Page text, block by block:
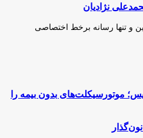
نژادیان
و تنها رسانه برخط اختصاصی
موتورسیکلت‌های بدون بیمه را